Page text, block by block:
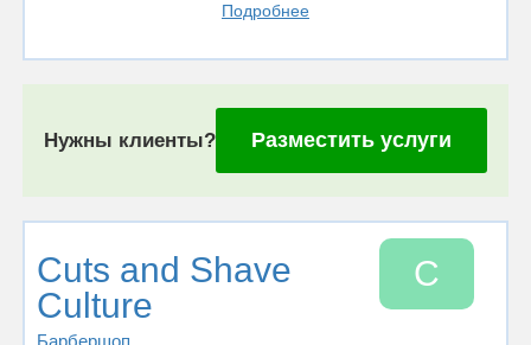
Подробнее
Нужны клиенты? Разместить услуги
Сuts and Shave
Culture
Барбершоп
С